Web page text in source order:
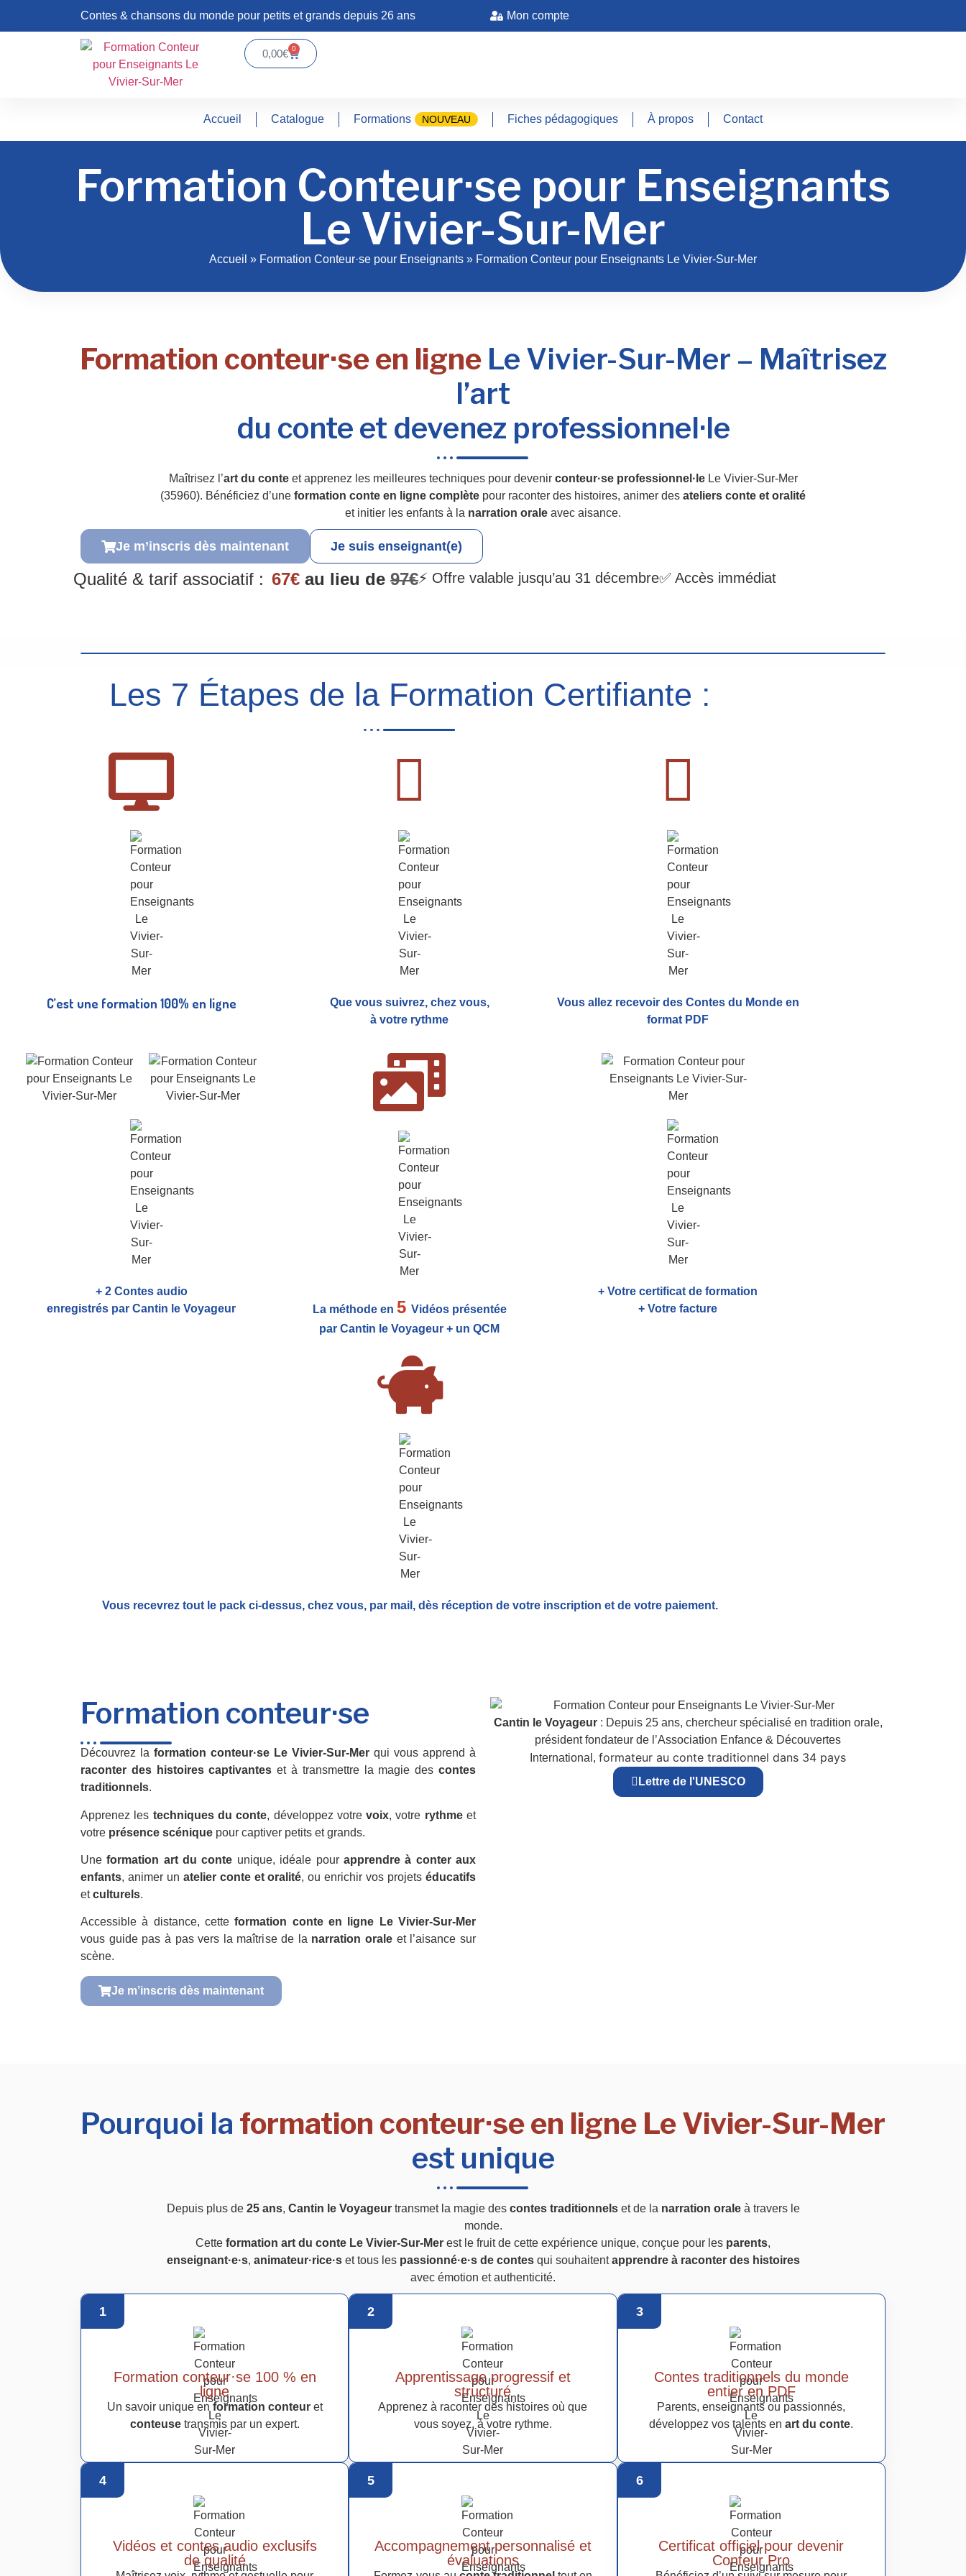
Contes & chansons du monde pour petits et grands depuis 26 ans Mon compte
0,00€ 0
Accueil Catalogue Formations NOUVEAU Fiches pédagogiques À propos Contact
Formation Conteur·se pour Enseignants
Le Vivier-Sur-Mer
Accueil » Formation Conteur·se pour Enseignants » Formation Conteur pour Enseignants Le Vivier-Sur-Mer
Formation conteur·se en ligneLe Vivier-Sur-Mer – Maîtrisez
l’art
du conte et devenez professionnel·le
Maîtrisez l’art du conteet apprenez les meilleures techniques pour devenir conteur·se professionnel·leLe Vivier-Sur-Mer
(35960). Bénéficiez d’une formation conte en ligne complète pour raconter des histoires, animer des ateliers conte et oralité
et initier les enfants à la narration orale avec aisance.
Je m’inscris dès maintenant Je suis enseignant(e)
Qualité & tarif associatif : 67€ au lieu de 97€⚡ Offre valable jusqu’au 31 décembre✅ Accès immédiat
Les 7 Étapes de la Formation Certifiante :
C’est une formation 100% en ligne
Que vous suivrez, chez vous,
à votre rythme
Vous allez recevoir des Contes du Monde en
format PDF
+ 2 Contes audio
enregistrés par Cantin le Voyageur
La méthode en 5 Vidéos présentée
par Cantin le Voyageur + un QCM
+ Votre certificat de formation
+ Votre facture
Vous recevrez tout le pack ci-dessus, chez vous, par mail, dès réception de votre inscription et de votre paiement.
Formation conteur·se
Découvrez la formation conteur·se Le Vivier-Sur-Mer qui vous apprend à
raconter des histoires captivantes et à transmettre la magie descontes
traditionnels.
Apprenez les techniques du conte, développez votrevoix, votre rythmeet
votre présence scénique pour captiver petits et grands.
Uneformation art du conte unique, idéale pour apprendre à conter aux
enfants, animer un atelier conte et oralité, ou enrichir vos projetséducatifs
etculturels.
Accessible à distance, cetteformation conte en ligne Le Vivier-Sur-Mer
vous guide pas à pas vers la maîtrise de la narration orale et l’aisance sur
scène.
Je m’inscris dès maintenant
Cantin le Voyageur: Depuis 25 ans, chercheur spécialisé en tradition orale,
président fondateur de l’Association Enfance & Découvertes
International, formateur au conte traditionnel dans 34 pays
Lettre de l'UNESCO
Pourquoi la formation conteur·se en ligne Le Vivier-Sur-Mer
est unique
Depuis plus de 25 ans, Cantin le Voyageurtransmet la magie des contes traditionnelset de la narration oraleà travers le
monde.
Cette formation art du conte Le Vivier-Sur-Mer est le fruit de cette expérience unique, conçue pour les parents,
enseignant·e·s, animateur·rice·set tous les passionné·e·s de contesqui souhaitentapprendre à raconter des histoires
avec émotion et authenticité.
1
Formation conteur·se 100 % en
ligne
Un savoir unique en formation conteuret
conteusetransmis par un expert.
2
Apprentissage progressif et
structuré
Apprenez à raconter des histoires où que
vous soyez, à votre rythme.
3
Contes traditionnels du monde
entier en PDF
Parents, enseignants ou passionnés,
développez vos talents enart du conte.
4
Vidéos et contes audio exclusifs
de qualité
5
Accompagnement personnalisé et
évaluations
6
Certificat officiel pour devenir
Conteur Pro